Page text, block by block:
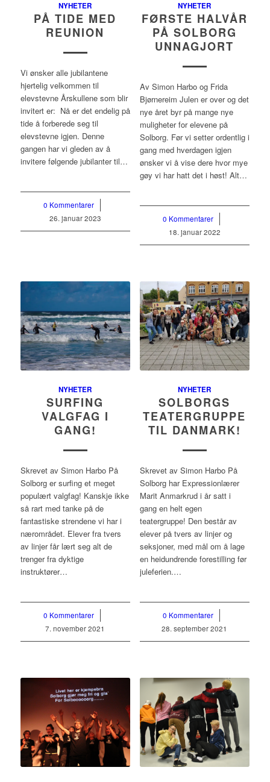
NYHETER
PÅ TIDE MED
REUNION
Vi ønsker alle jubilantene
hjertelig velkommen til
elevstevne Årskullene som blir
invitert er: Nå er det endelig på
tide å forberede seg til
elevstevne igjen. Denne
gangen har vi gleden av å
invitere følgende jubilanter til…
0 Kommentarer
/
26. januar 2023
NYHETER
FØRSTE HALVÅR
PÅ SOLBORG
UNNAGJORT
Av Simon Harbo og Frida
Bjørnereim Julen er over og det
nye året byr på mange nye
muligheter for elevene på
Solborg. Før vi setter ordentlig i
gang med hverdagen igjen
ønsker vi å vise dere hvor mye
gøy vi har hatt det i høst! Alt…
0 Kommentarer
/
18. januar 2022
NYHETER
SURFING
VALGFAG I
GANG!
Skrevet av Simon Harbo På
Solborg er surfing et meget
populært valgfag! Kanskje ikke
så rart med tanke på de
fantastiske strendene vi har i
nærområdet. Elever fra tvers
av linjer får lært seg alt de
trenger fra dyktige
instruktører…
0 Kommentarer
/
7. november 2021
NYHETER
SOLBORGS
TEATERGRUPPE
TIL DANMARK!
Skrevet av Simon Harbo På
Solborg har Expressionlærer
Marit Anmarkrud i år satt i
gang en helt egen
teatergruppe! Den består av
elever på tvers av linjer og
seksjoner, med mål om å lage
en heidundrende forestilling før
juleferien.…
0 Kommentarer
/
28. september 2021